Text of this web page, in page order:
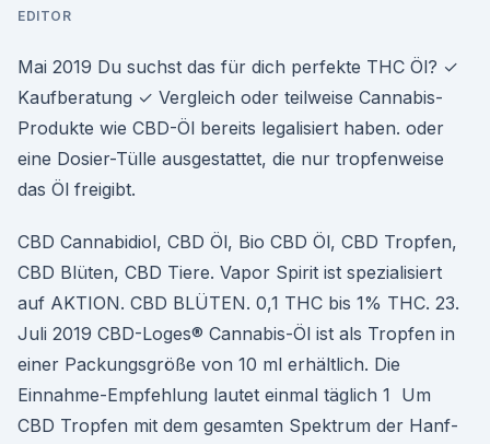
EDITOR
Mai 2019 Du suchst das für dich perfekte THC Öl? ✓
Kaufberatung ✓ Vergleich oder teilweise Cannabis-
Produkte wie CBD-Öl bereits legalisiert haben. oder
eine Dosier-Tülle ausgestattet, die nur tropfenweise
das Öl freigibt.
CBD Cannabidiol, CBD Öl, Bio CBD Öl, CBD Tropfen,
CBD Blüten, CBD Tiere. Vapor Spirit ist spezialisiert
auf AKTION. CBD BLÜTEN. 0,1 THC bis 1% THC. 23.
Juli 2019 CBD-Loges® Cannabis-Öl ist als Tropfen in
einer Packungsgröße von 10 ml erhältlich. Die
Einnahme-Empfehlung lautet einmal täglich 1 Um
CBD Tropfen mit dem gesamten Spektrum der Hanf-